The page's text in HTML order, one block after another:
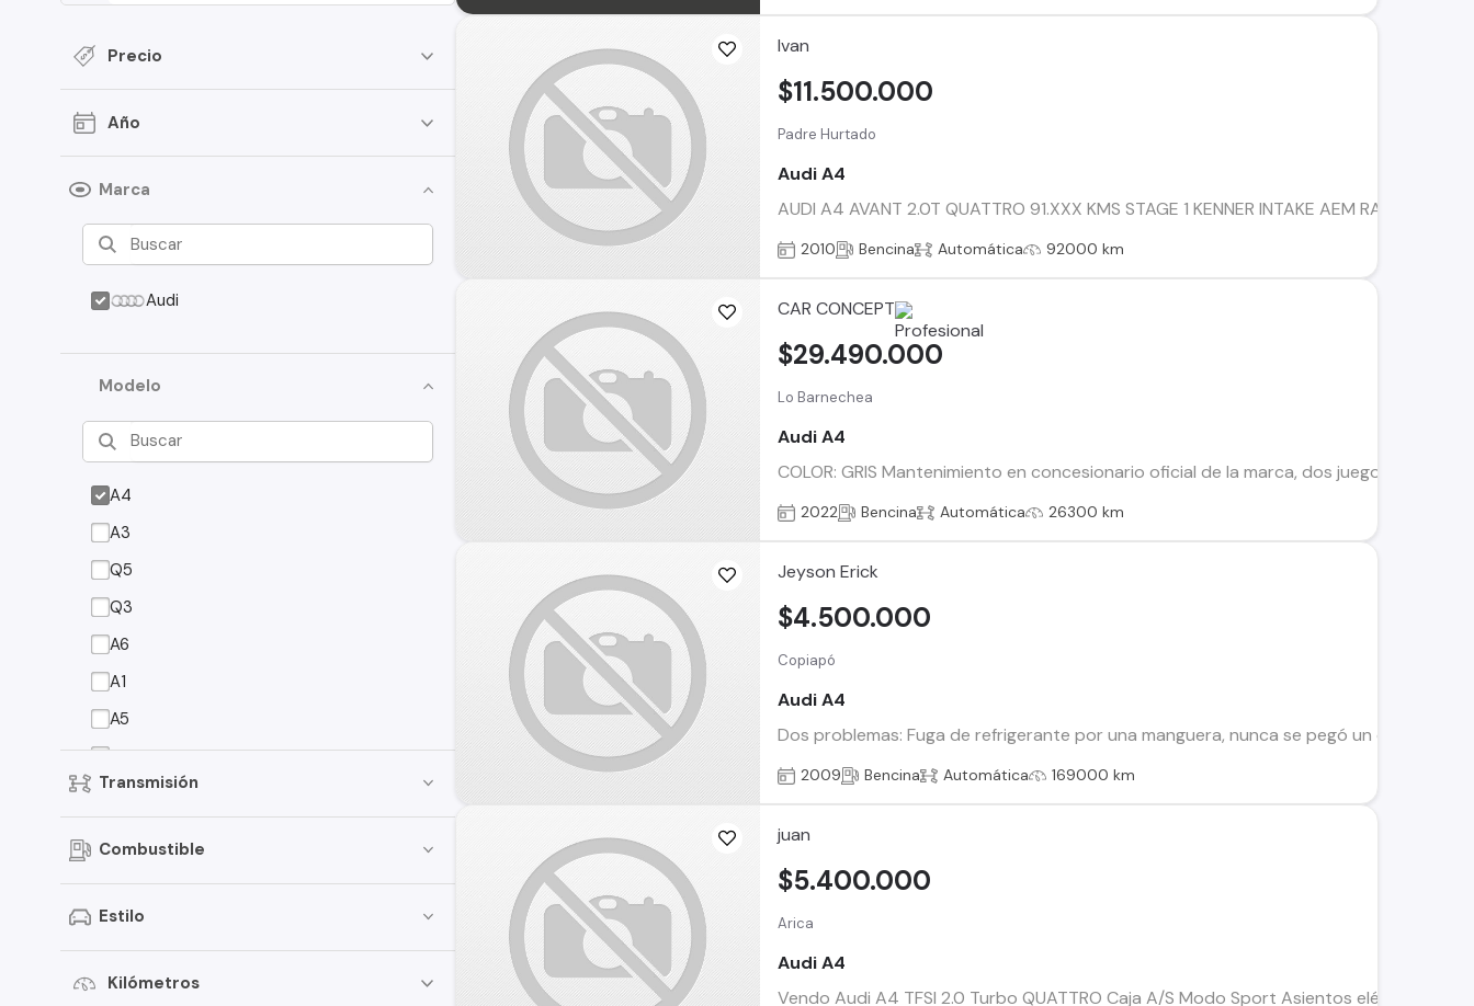
Precio
Año
Marca
Audi
Modelo
A4
A3
Q5
Q3
A6
A1
A5
Q7
Q2
S4
A8
Transmisión
Combustible
Estilo
Kilómetros
Ivan
Padre Hurtado
Audi A4
AUDI A4 AVANT 2.0T QUATTRO 91.XXX KMS STAGE 1 KENNER INTAKE AEM RADIO
$11.500.000
2010 Bencina Automática 92000 km
CAR CONCEPT
Lo Barnechea
Audi A4
COLOR: GRIS Mantenimiento en concesionario oficial de la marca, dos juegos de
$29.490.000
2022 Bencina Automática 26300 km
Jeyson Erick
Copiapó
Audi A4
Dos problemas: Fuga de refrigerante por una manguera, nunca se pegó un calentón
$4.500.000
2009 Bencina Automática 169000 km
juan
Arica
Audi A4
Vendo Audi A4 TFSI 2.0 Turbo QUATTRO Caja A/S Modo Sport Asientos eléctricos
$5.400.000